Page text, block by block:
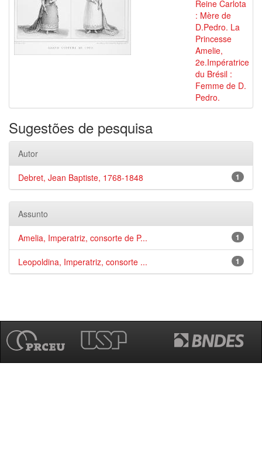
Reine Carlota
: Mère de
D.Pedro. La
Princesse
Amelie,
2e.Impératrice
du Brésil :
Femme de D.
Pedro.
Sugestões de pesquisa
Autor
1
Debret, Jean Baptiste, 1768-1848
Assunto
1
Amelia, Imperatriz, consorte de P...
1
Leopoldina, Imperatriz, consorte ...